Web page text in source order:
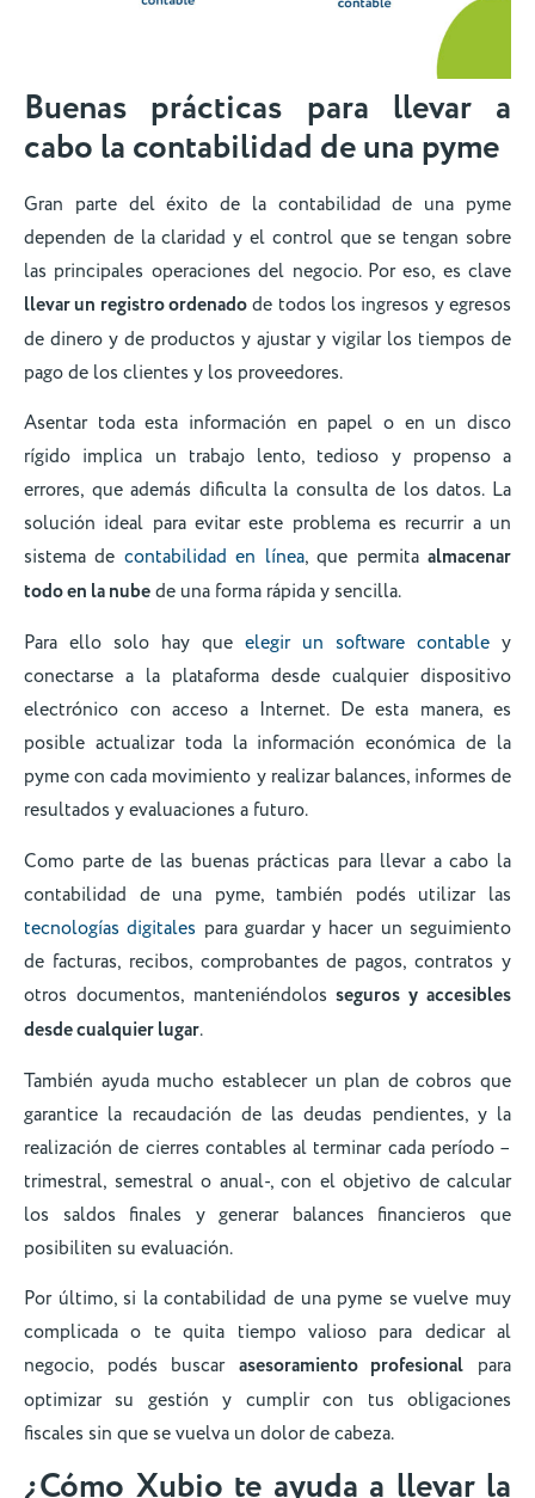
Buenas prácticas para llevar a
cabo la contabilidad de una pyme
Gran parte del éxito de la contabilidad de una pyme
dependen de la claridad y el control que se tengan sobre
las principales operaciones del negocio. Por eso, es clave
llevar un registro ordenadode todos los ingresos y egresos
de dinero y de productos y ajustar y vigilar los tiempos de
pago de los clientes y los proveedores.
Asentar toda esta información en papel o en un disco
rígido implica un trabajo lento, tedioso y propenso a
errores, que además dificulta la consulta de los datos. La
solución ideal para evitar este problema es recurrir a un
sistema de contabilidad en línea, que permitaalmacenar
todo en la nubede una forma rápida y sencilla.
Para ello solo hay que elegir un software contable y
conectarse a la plataforma desde cualquier dispositivo
electrónico con acceso a Internet. De esta manera, es
posible actualizar toda la información económica de la
pyme con cada movimiento y realizar balances, informes de
resultados y evaluaciones a futuro.
Como parte de las buenas prácticas para llevar a cabo la
contabilidad de una pyme, también podés utilizar las
tecnologías digitales para guardar y hacer un seguimiento
de facturas, recibos, comprobantes de pagos, contratos y
otros documentos, manteniéndolosseguros y accesibles
desde cualquier lugar.
También ayuda mucho establecer un plan de cobros que
garantice la recaudación de las deudas pendientes, y la
realización de cierres contables al terminar cada período –
trimestral, semestral o anual-, con el objetivo de calcular
los saldos finales y generar balances financieros que
posibiliten su evaluación.
Por último, si la contabilidad de una pyme se vuelve muy
complicada o te quita tiempo valioso para dedicar al
negocio, podés buscar asesoramiento profesional para
optimizar su gestión y cumplir con tus obligaciones
fiscales sin que se vuelva un dolor de cabeza.
¿Cómo Xubio te ayuda a llevar la